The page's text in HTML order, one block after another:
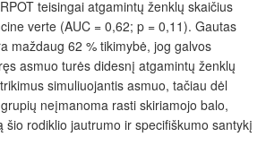
teisingai atgamintų ženklų skaičius
verte (AUC = 0,62; p = 0,11). Gautas
maždaug 62 % tikimybė, jog galvos
asmuo turės didesnį atgamintų ženklų
simuliuojantis asmuo, tačiau dėl
neįmanoma rasti skiriamojo balo,
šio rodiklio jautrumo ir specifiškumo santykį